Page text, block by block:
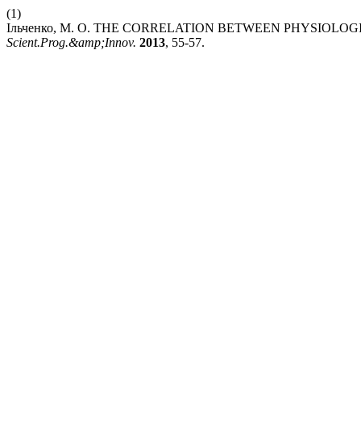
(1)
Ільченко, М. О. THE CORRELATION BETWEEN
Scient.Prog.&amp;Innov. 2013, 55-57.